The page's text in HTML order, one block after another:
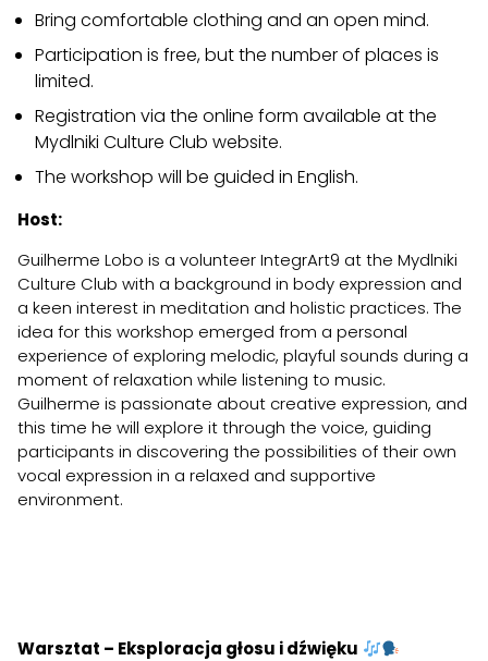
Bring comfortable clothing and an open mind.
Participation is free, but the number of places is
limited.
Registration via the online form available at the
Mydlniki Culture Club website.
The workshop will be guided in English.
Host:
Guilherme Lobo is a volunteer IntegrArt9 at the Mydlniki
Culture Club with a background in body expression and
a keen interest in meditation and holistic practices. The
idea for this workshop emerged from a personal
experience of exploring melodic, playful sounds during a
moment of relaxation while listening to music.
Guilherme is passionate about creative expression, and
this time he will explore it through the voice, guiding
participants in discovering the possibilities of their own
vocal expression in a relaxed and supportive
environment.
Warsztat – Eksploracja głosu i dźwięku